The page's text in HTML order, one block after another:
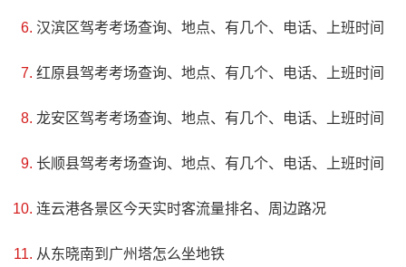
地带。这里有许多大大小小的酒庄，而贺东庄园则是其中最
北端的一座。该庄园现有优质酿酒葡萄种植基地2600亩，引
件，保证了“贺东庄园”品牌产品与众不同。园内风景秀丽、空
气清新、交通便利，地理位置十分优越。在最适宜种植酿酒
汉滨区驾考考场查询、地点、有几个、电话、上班时间
红原县驾考考场查询、地点、有几个、电话、上班时间
龙安区驾考考场查询、地点、有几个、电话、上班时间
长顺县驾考考场查询、地点、有几个、电话、上班时间
连云港各景区今天实时客流量排名、周边路况
从东晓南到广州塔怎么坐地铁